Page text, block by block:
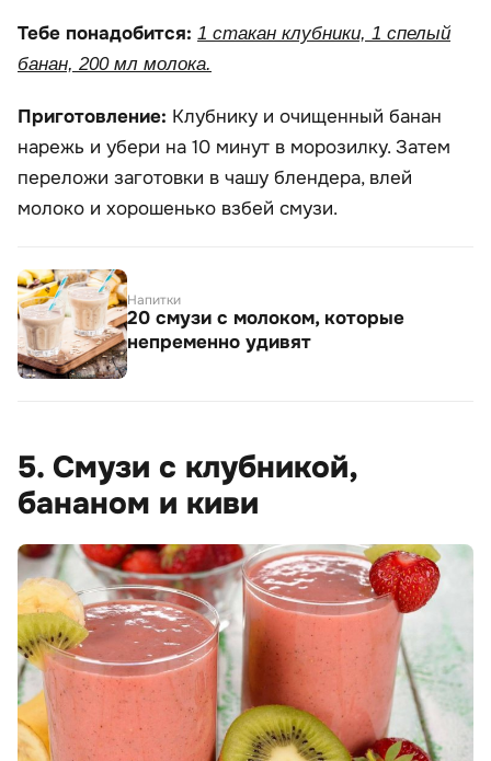
Тебе понадобится: 1 стакан клубники, 1 спелый
банан, 200 мл молока.
Приготовление: Клубнику и очищенный банан
нарежь и убери на 10 минут в морозилку. Затем
переложи заготовки в чашу блендера, влей
молоко и хорошенько взбей смузи.
Напитки
20 смузи с молоком, которые
непременно удивят
5. Смузи с клубникой,
бананом и киви